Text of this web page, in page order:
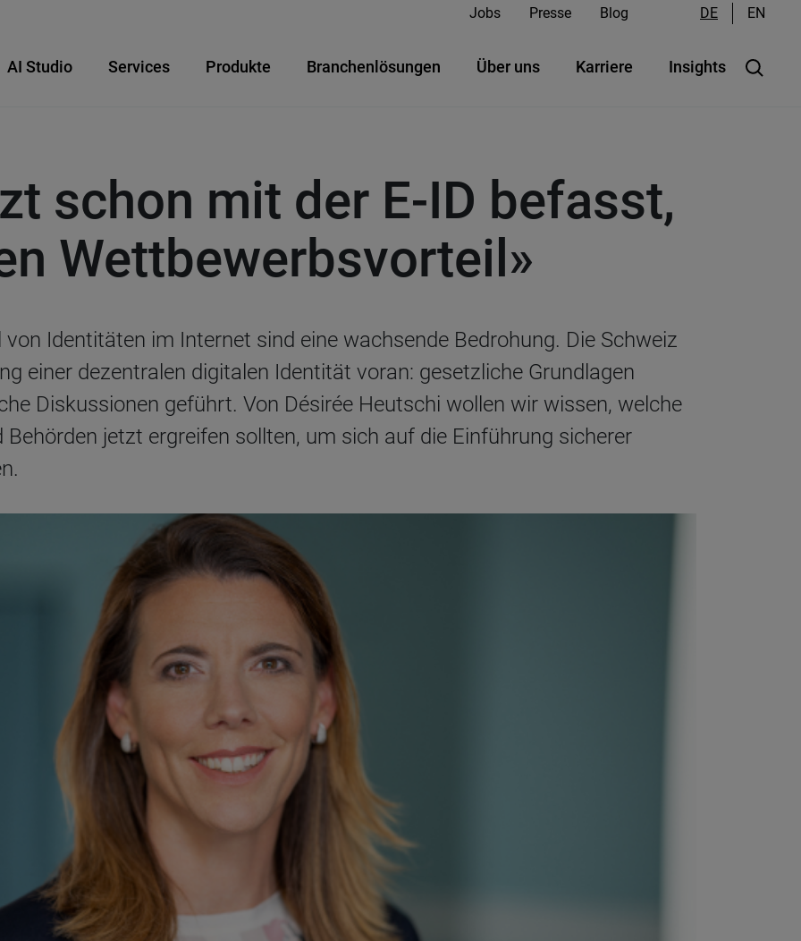
Jobs Presse Blog DE EN
AI Studio Services Produkte Branchenlösungen Über uns Karriere Insights
schon mit der E-ID befasst,
Wettbewerbsvorteil»
Identitäten im Internet sind eine wachsende Bedrohung. Die Schweiz
einer dezentralen digitalen Identität voran: gesetzliche Grundlagen
Diskussionen geführt. Von Désirée Heutschi wollen wir wissen, welche
jetzt ergreifen sollten, um sich auf die Einführung sicherer